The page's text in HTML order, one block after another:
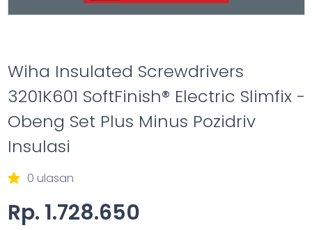
Wiha Insulated Screwdrivers
3201K601 SoftFinish® Electric Slimfix -
Obeng Set Plus Minus Pozidriv
Insulasi
0 ulasan
Rp. 1.728.650